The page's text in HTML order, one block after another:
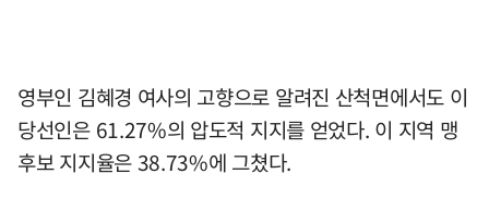
영부인 김혜경 여사의 고향으로 알려진 산척면에서도 이
당선인은 61.27%의 압도적 지지를 얻었다. 이 지역 맹
후보 지지율은 38.73%에 그쳤다.